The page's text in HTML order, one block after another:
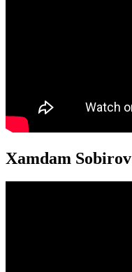
Xamdam Sobirov